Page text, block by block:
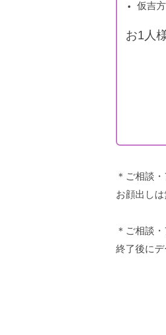
仮吉
お1人
＊ご相談
お顔出し
＊ご相談
終了後に